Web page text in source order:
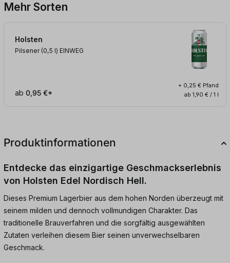
Mehr Sorten
Holsten
Pilsener (0,5 l) EINWEG
ab 0,95 €*
+ 0,25 € Pfand
ab 1,90 € / 1 l
Produktinformationen
Entdecke das einzigartige Geschmackserlebnis
von Holsten Edel Nordisch Hell.
Dieses Premium Lagerbier aus dem hohen Norden überzeugt mit
seinem milden und dennoch vollmundigen Charakter. Das
traditionelle Brauverfahren und die sorgfältig ausgewählten
Zutaten verleihen diesem Bier seinen unverwechselbaren
Geschmack.